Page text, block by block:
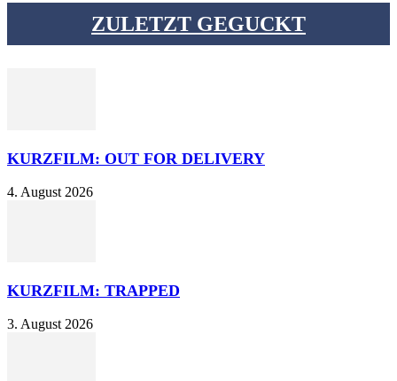
ZULETZT GEGUCKT
KURZFILM: OUT FOR DELIVERY
4. August 2026
KURZFILM: TRAPPED
3. August 2026